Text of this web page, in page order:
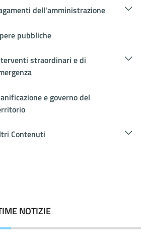
dell'amministrazione
pubbliche
straordinari e di
e governo del
Contenuti
NOTIZIE